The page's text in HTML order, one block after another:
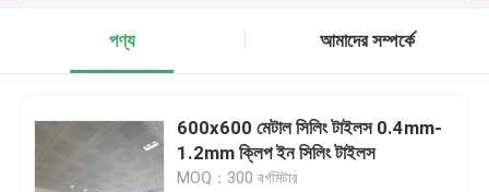
পণ্য আমাদের সম্পর্কে
600x600 মেটাল সিলিং টাইলস 0.4mm-
1.2mm ক্লিপ ইন সিলিং টাইলস
MOQ：300 বর্গমিটার